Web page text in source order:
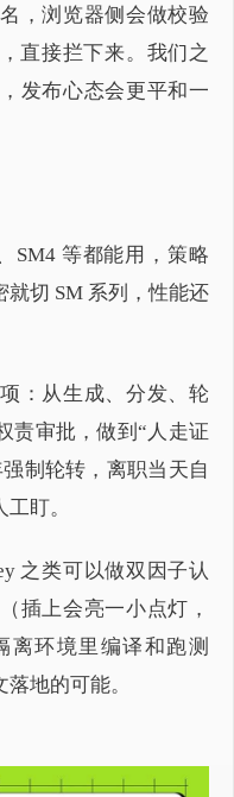
，浏览器侧会做校验
直接拦下来。我们之
发布心态会更平和一
SM4 等都能用，策略
切 SM 系列，性能还
：从生成、分发、轮
责审批，做到“人走证
制轮转，离职当天自
盯。
之类可以做双因子认
插上会亮一小点灯，
离环境里编译和跑测
地的可能。